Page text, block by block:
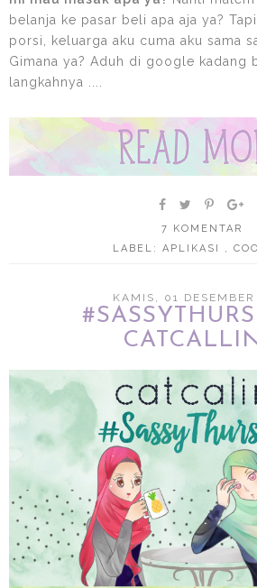
belanja ke pasar beli apa aja ya?
porsi, keluarga aku cuma aku sama
Gimana ya? Aduh di google kadang
langkahnya ....
7 KOMENTAR
LABEL: APLIKASI ,
KAMIS, 01